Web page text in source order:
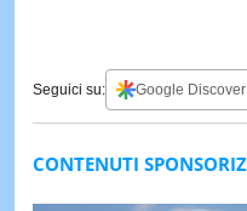
Seguici su: Google Discover